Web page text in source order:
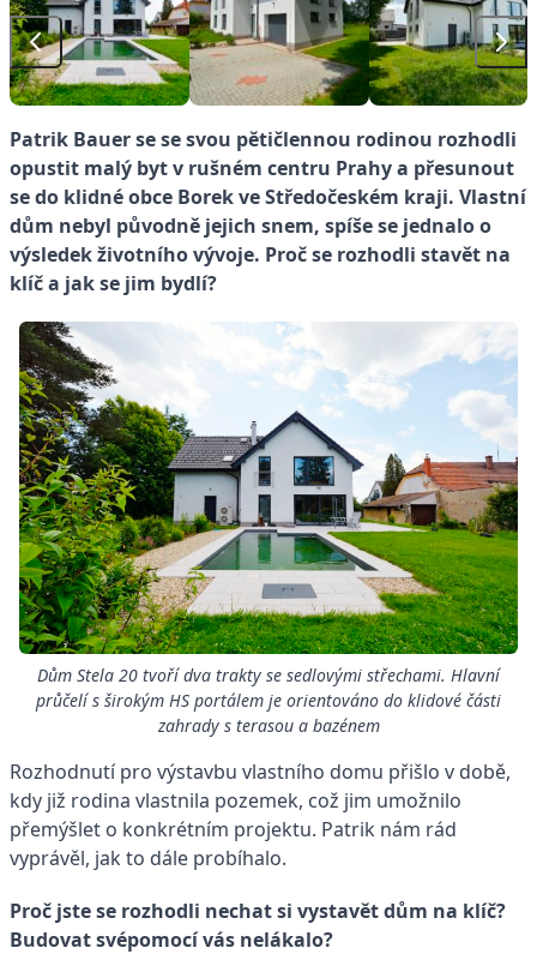
Patrik Bauer se se svou pětičlennou rodinou rozhodli
opustit malý byt v rušném centru Prahy a přesunout
se do klidné obce Borek ve Středočeském kraji. Vlastní
dům nebyl původně jejich snem, spíše se jednalo o
výsledek životního vývoje. Proč se rozhodli stavět na
klíč a jak se jim bydlí?
Dům Stela 20 tvoří dva trakty se sedlovými střechami. Hlavní
průčelí s širokým HS portálem je orientováno do klidové části
zahrady s terasou a bazénem
Rozhodnutí pro výstavbu vlastního domu přišlo v době,
kdy již rodina vlastnila pozemek, což jim umožnilo
přemýšlet o konkrétním projektu. Patrik nám rád
vyprávěl, jak to dále probíhalo.
Proč jste se rozhodli nechat si vystavět dům na klíč?
Budovat svépomocí vás nelákalo?